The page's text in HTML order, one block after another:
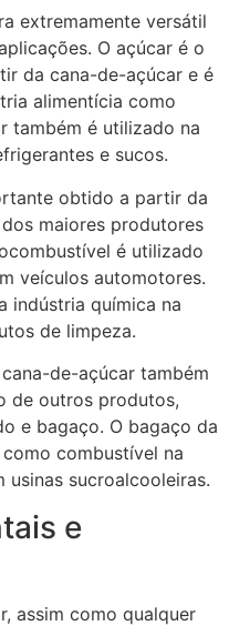
extremamente versátil
O açúcar é o
da cana-de-açúcar e é
alimentícia como
também é utilizado na
e sucos.
obtido a partir da
maiores produtores
é utilizado
veículos automotores.
indústria química na
de limpeza.
de-açúcar também
de outros produtos,
e bagaço. O bagaço da
combustível na
usinas sucroalcooleiras.
e
assim como qualquer